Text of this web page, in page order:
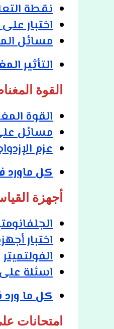
نقطة
اختبار
مسائل
التأثير
القوة
القوة ال
مسائل
عزم
كل ماورد
أجهزة
اختبار
الفولتميتر
اسئلة على
كل ما ورد
امتحانات علي